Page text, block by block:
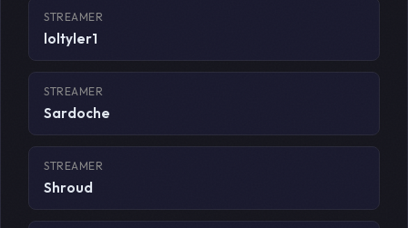
STREAMER
loltyler1
STREAMER
Sardoche
STREAMER
Shroud